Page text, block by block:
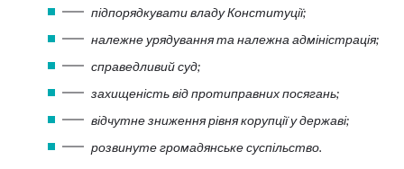
підпорядкувати владу Конституції;
належне урядування та належна адміністрація;
справедливий суд;
захищеність від протиправних посягань;
відчутне зниження рівня корупції у державі;
розвинуте громадянське суспільство.